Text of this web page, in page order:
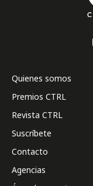
Quienes somos
Premios CTRL
Revista CTRL
Suscríbete
Contacto
Agencias